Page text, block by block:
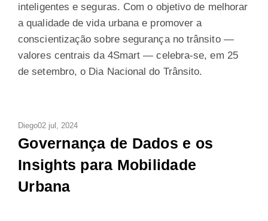
inteligentes e seguras. Com o objetivo de melhorar
a qualidade de vida urbana e promover a
conscientização sobre segurança no trânsito —
valores centrais da 4Smart — celebra-se, em 25
de setembro, o Dia Nacional do Trânsito.
Diego02 jul, 2024
Governança de Dados e os
Insights para Mobilidade
Urbana